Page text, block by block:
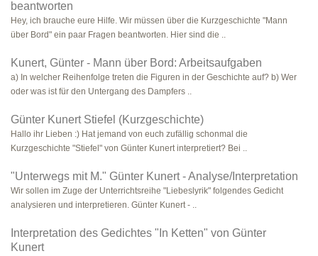
beantworten
Hey, ich brauche eure Hilfe. Wir müssen über die Kurzgeschichte "Mann
über Bord" ein paar Fragen beantworten. Hier sind die ..
Kunert, Günter - Mann über Bord: Arbeitsaufgaben
a) In welcher Reihenfolge treten die Figuren in der Geschichte auf? b) Wer
oder was ist für den Untergang des Dampfers ..
Günter Kunert Stiefel (Kurzgeschichte)
Hallo ihr Lieben :) Hat jemand von euch zufällig schonmal die
Kurzgeschichte "Stiefel" von Günter Kunert interpretiert? Bei ..
"Unterwegs mit M." Günter Kunert - Analyse/Interpretation
Wir sollen im Zuge der Unterrichtsreihe "Liebeslyrik" folgendes Gedicht
analysieren und interpretieren. Günter Kunert - ..
Interpretation des Gedichtes "In Ketten" von Günter
Kunert